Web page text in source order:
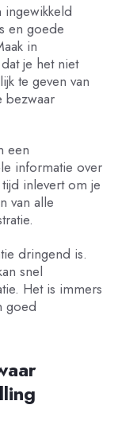
ingewikkeld
en goede
in
je het niet
te geven van
bezwaar
een
informatie over
inlevert om je
van alle
dringend is.
snel
Het is immers
goed